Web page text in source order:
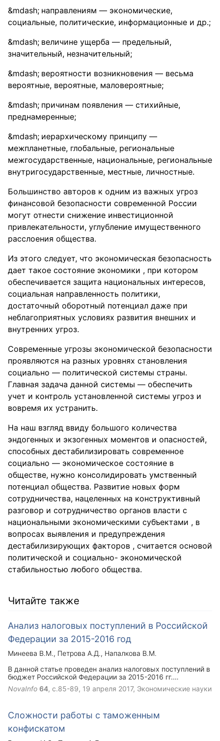
направлениям — экономические,
социальные, политические, информационные и др.;
величине ущерба — предельный,
значительный, незначительный;
вероятности возникновения — весьма
вероятные, вероятные, маловероятные;
причинам появления — стихийные,
преднамеренные;
иерархическому принципу —
межпланетные, глобальные, региональные
межгосударственные, национальные, региональные
внутригосударственные, местные, личностные.
Большинство авторов к одним из важных угроз
финансовой безопасности современной России
могут отнести снижение инвестиционной
привлекательности, углубление имущественного
расслоения общества.
Из этого следует, что экономическая безопасность
дает такое состояние экономики , при котором
обеспечивается защита национальных интересов,
социальная направленность политики,
достаточный оборотный потенциал даже при
неблагоприятных условиях развития внешних и
внутренних угроз.
Современные угрозы экономической безопасности
проявляются на разных уровнях становления
социально — политической системы страны.
Главная задача данной системы — обеспечить
учет и контроль установленной системы угроз и
вовремя их устранить.
На наш взгляд ввиду большого количества
эндогенных и экзогенных моментов и опасностей,
способных дестабилизировать современное
социально — экономическое состояние в
обществе, нужно консолидировать умственный
потенциал общества. Развитие новых форм
сотрудничества, нацеленных на конструктивный
разговор и сотрудничество органов власти с
национальными экономическими субъектами , в
вопросах выявления и предупреждения
дестабилизирующих факторов , считается основой
политической и социально- экономической
стабильностью любого общества.
Читайте также
Анализ налоговых поступлений в Российской
Федерации за 2015-2016 год
Минеева В.М. Петрова А.Д.
Напалкова В.М.
В данной статье проведен анализ налоговых поступлений в
бюджет Российской Федерации за 2015-2016 гг.
проведение анализа является неотъемлемой частью
планирования доходов и расходов бюджета.
NovaInfo 64, с.85-89, 19 апреля 2017, Экономические науки
Сложности работы с таможенным
конфискатом